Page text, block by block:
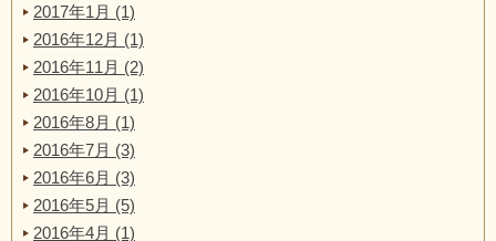
2017年1月 (1)
2016年12月 (1)
2016年11月 (2)
2016年10月 (1)
2016年8月 (1)
2016年7月 (3)
2016年6月 (3)
2016年5月 (5)
2016年4月 (1)